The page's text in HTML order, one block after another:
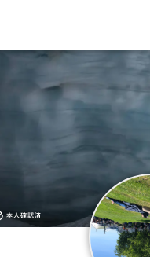
本人確認済